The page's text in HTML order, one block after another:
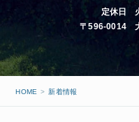
定休日
〒596-0014
HOME 新着情報